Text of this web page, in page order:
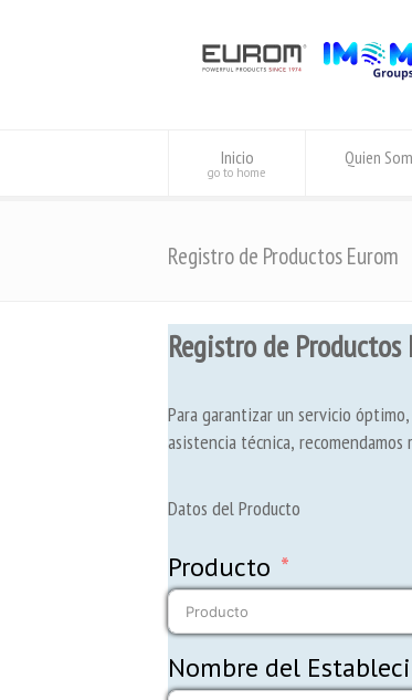
Inicio
go to home
Quien
Registro de Productos Eurom
Registro de Productos
Para garantizar un servicio
asistencia técnica,
Datos del Producto
Producto
Nombre del